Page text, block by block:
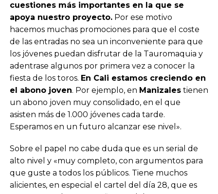
cuestiones más importantes en la que se
apoya nuestro proyecto. Por ese motivo
hacemos muchas promociones para que el coste
de las entradas no sea un inconveniente para que
los jóvenes puedan disfrutar de la Tauromaquia y
adentrase algunos por primera vez a conocer la
fiesta de los toros. En Cali estamos creciendo en
el abono joven. Por ejemplo, en Manizales tienen
un abono joven muy consolidado, en el que
asisten más de 1.000 jóvenes cada tarde.
Esperamos en un futuro alcanzar ese nivel».
Sobre el papel no cabe duda que es un serial de
alto nivel y «muy completo, con argumentos para
que guste a todos los públicos. Tiene muchos
alicientes, en especial el cartel del día 28, que es